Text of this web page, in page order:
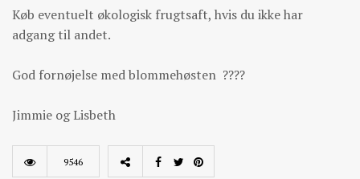
Køb eventuelt økologisk frugtsaft, hvis du ikke har
adgang til andet.
God fornøjelse med blommehøsten ????
Jimmie og Lisbeth
9546